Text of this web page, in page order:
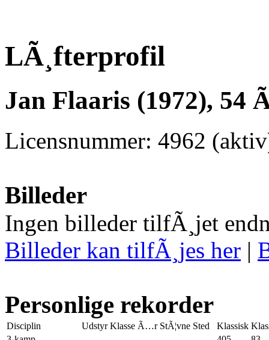
LÃ¸fterprofil
Jan Flaaris (1972), 54
Licensnummer: 4962
Billeder
Ingen billeder tilfÃ¸jet
Billeder kan tilfÃ¸jes her |
Personlige rekorder
Disciplin Udstyr Klasse Ã…r StÃ¦vne Sted Klassisk